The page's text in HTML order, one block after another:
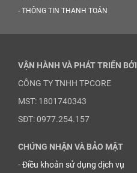
- THÔNG TIN THANH TOÁN
VẬN HÀNH VÀ PHÁT TRIỂN BỞI
CÔNG TY TNHH TPCORE
MST: 1801740343
SĐT: 0977.254.157
CHỨNG NHẬN VÀ BẢO MẬT
-Điều khoản sử dụng dịch vụ